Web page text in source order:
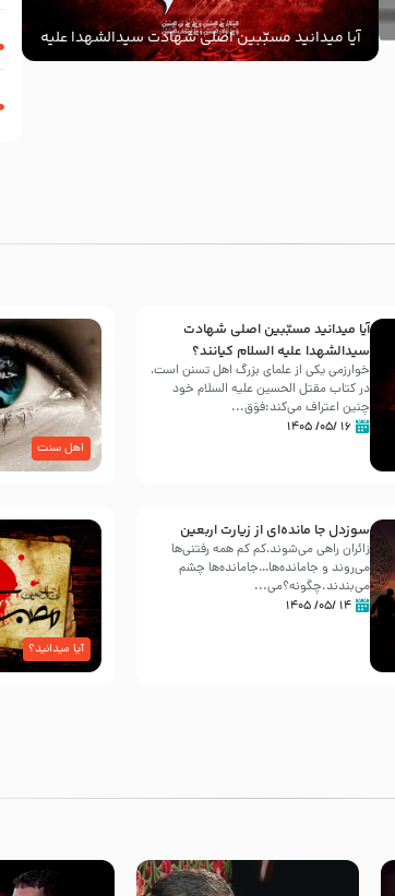
آیا میدانید مسبّبین اصلی شهادت سیدالشهدا علیه
‌السلام کیانند؟
آیا میدانید مسبّبین اصلی شهادت
سیدالشهدا علیه ‌السلام کیانند؟
خوارزمی یکی از علمای بزرگ اهل تسنن است،
در کتاب مقتل الحسین علیه ‌السلام خود
چنین اعتراف می‌کند:فوَق...
۱۶ /۰۵/ ۱۴۰۵
اهل سنت
سوزدل جا مانده‌ای از زیارت اربعین
زائران راهی می‌شوند،کم‌ کم همه رفتنی‌ها
می‌روند و جامانده‌ها…جامانده‌ها چشم
می‌بندند.چگونه؟می‌...
۱۴ /۰۵/ ۱۴۰۵
آیا میدانید؟